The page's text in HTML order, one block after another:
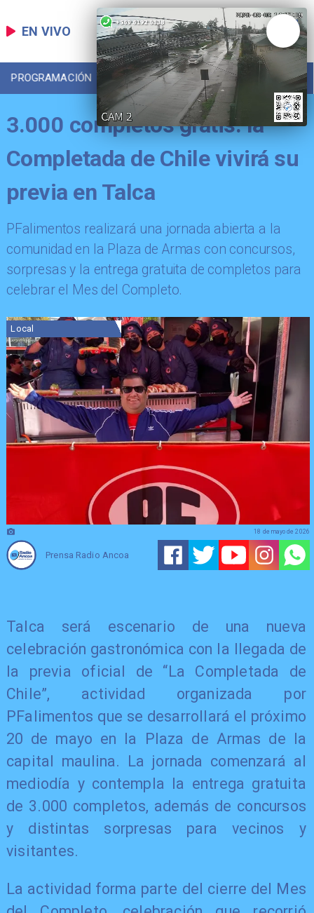
EN VIVO
PROGRAMACIÓN LOCAL DEPORTES
3.000 completos gratis: la
Completada de Chile vivirá su
previa en Talca
​PFalimentos realizará una jornada abierta a la
comunidad en la Plaza de Armas con concursos,
sorpresas y la entrega gratuita de completos para
celebrar el Mes del Completo.
Local
Prensa Radio Ancoa
18 de mayo de 2026
Talca será escenario de una nueva
celebración gastronómica con la llegada de
la previa oficial de “La Completada de
Chile”, actividad organizada por
PFalimentos que se desarrollará el próximo
20 de mayo en la Plaza de Armas de la
capital maulina. La jornada comenzará al
mediodía y contempla la entrega gratuita
de 3.000 completos, además de concursos
y distintas sorpresas para vecinos y
visitantes.
La actividad forma parte del cierre del Mes